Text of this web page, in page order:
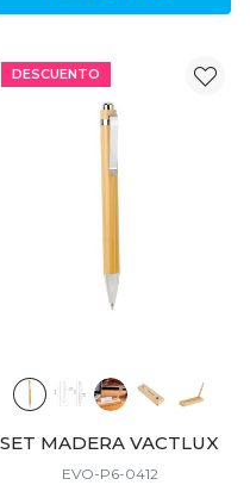
DESCUENTO
SET MADERA VACTLUX
EVO-P6-0412